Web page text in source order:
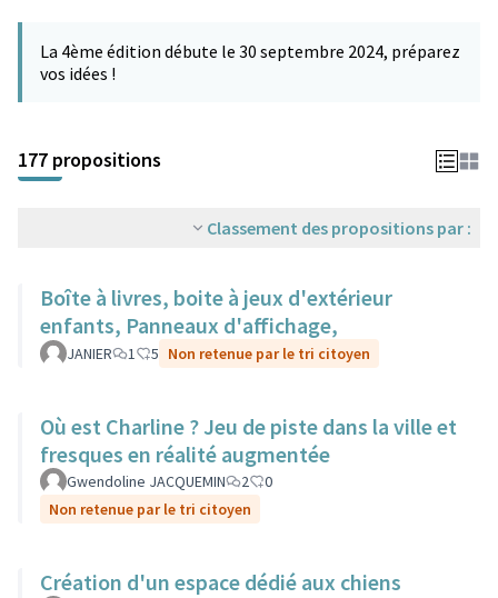
−
La 4ème édition débute le 30 septembre 2024, préparez
vos idées !
177 propositions
Classement des propositions par :
Boîte à livres, boite à jeux d'extérieur
enfants, Panneaux d'affichage,
JANIER 1 5 Non retenue par le tri citoyen
Où est Charline ? Jeu de piste dans la ville et
fresques en réalité augmentée
Gwendoline JACQUEMIN 2
0
Non retenue par le tri citoyen
Création d'un espace dédié aux chiens